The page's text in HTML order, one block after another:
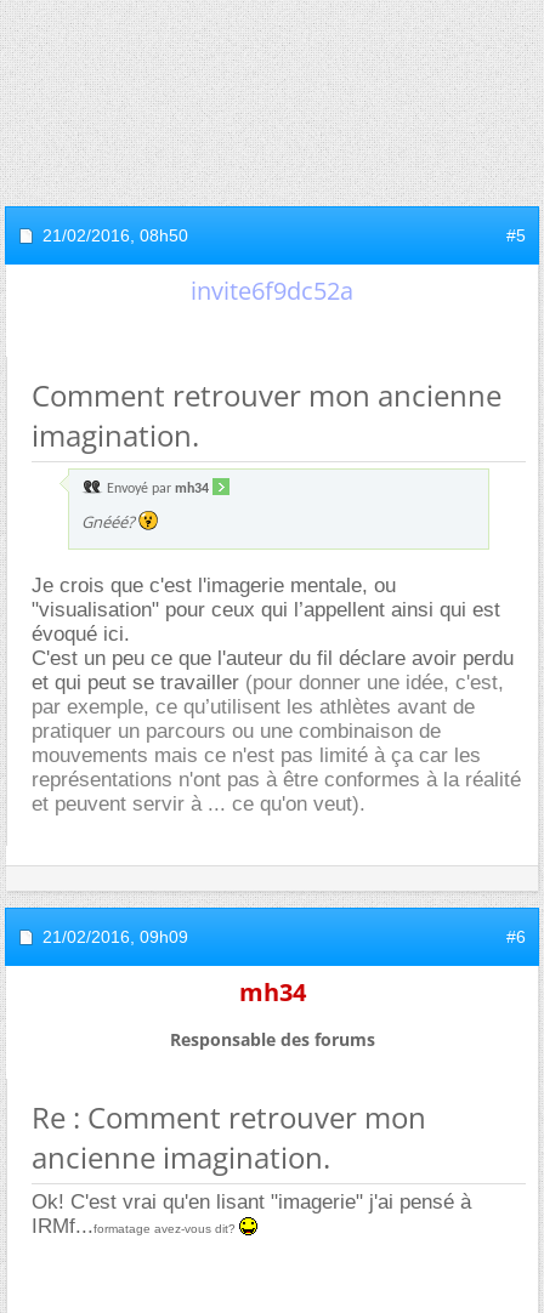
21/02/2016, 08h50 #5
invite6f9dc52a
Comment retrouver mon ancienne
imagination.
Envoyé par mh34
Gnééé?
Je crois que c'est l'imagerie mentale, ou
"visualisation" pour ceux qui l’appellent ainsi qui est
évoqué ici.
C'est un peu ce que l'auteur du fil déclare avoir perdu
et qui peut se travailler (pour donner une idée, c'est,
par exemple, ce qu’utilisent les athlètes avant de
pratiquer un parcours ou une combinaison de
mouvements mais ce n'est pas limité à ça car les
représentations n'ont pas à être conformes à la réalité
et peuvent servir à ... ce qu'on veut).
21/02/2016, 09h09 #6
mh34
Responsable des forums
Re : Comment retrouver mon
ancienne imagination.
Ok! C'est vrai qu'en lisant "imagerie" j'ai pensé à
IRMf...formatage avez-vous dit?